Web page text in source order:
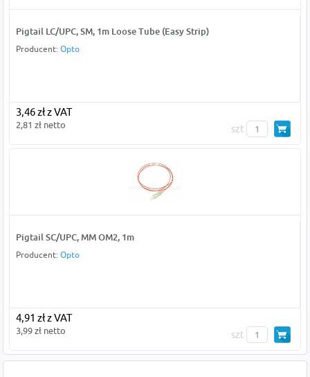
Pigtail LC/UPC, SM, 1m Loose Tube (Easy Strip)
Producent: Opto
3,46 zł z VAT
2,81 zł netto szt
Pigtail SC/UPC, MM OM2, 1m
Producent: Opto
4,91 zł z VAT
3,99 zł netto szt